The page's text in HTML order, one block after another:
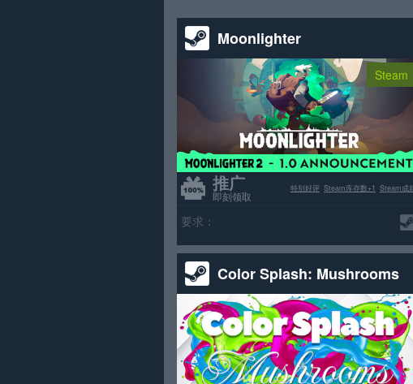
Moonlighter
Steam
推广
即刻领取
Steam成
Steam库存数+1
特别好评
要求：
Color Splash: Mushrooms